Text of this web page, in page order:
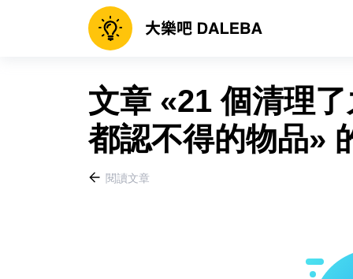
文章 «21 個清理
都認不得的物品»
閱讀文章